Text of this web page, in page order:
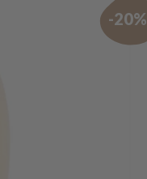
-20%